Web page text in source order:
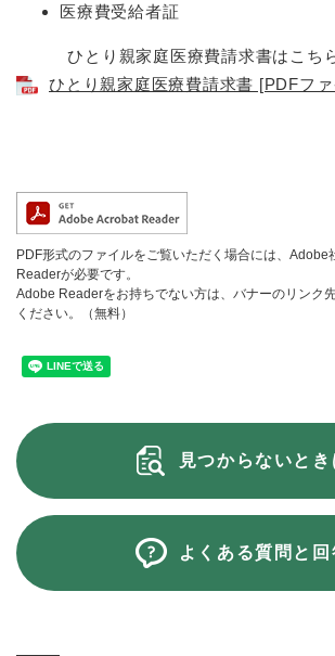
医療費受給者証
ひとり親家庭医療費請求書はこち
ひとり親家庭医療費請求書 [PDFフ
PDF形式のファイルをご覧いただく場合には、Adobe
Readerが必要です。
Adobe Readerをお持ちでない方は、バナーのリンク
ください。（無料）
見つからないとき
よくある質問と回